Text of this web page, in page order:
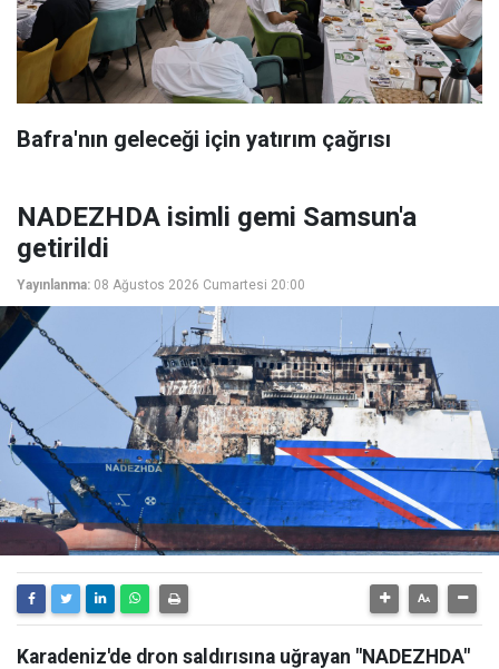
Bafra'nın geleceği için yatırım çağrısı
NADEZHDA isimli gemi Samsun'a
getirildi
Yayınlanma: 08 Ağustos 2026 Cumartesi 20:00
Karadeniz'de dron saldırısına uğrayan "NADEZHDA"